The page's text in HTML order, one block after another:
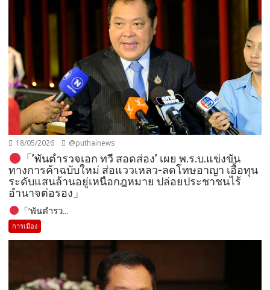
18/05/2026 @puthainews
「’พันตำรวจเอก ทวี สอดส่อง’ เผย พ.ร.บ.แข่งขัน
ทางการค้าฉบับใหม่ ส่อแววเหลว-ลดโทษอาญา เอื้อทุน
ระดับแสนล้านอยู่เหนือกฎหมาย ปล่อยประชาชนไร้
อำนาจต่อรอง」
「’พันตำรว...
การเมือง